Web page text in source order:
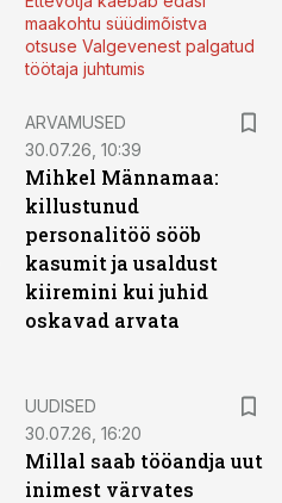
maakohtu süüdimõistva
otsuse Valgevenest palgatud
töötaja juhtumis
ARVAMUSED
30.07.26, 10:39
Mihkel Männamaa:
killustunud
personalitöö sööb
kasumit ja usaldust
kiiremini kui juhid
oskavad arvata
UUDISED
30.07.26, 16:20
Millal saab tööandja uut
inimest värvates